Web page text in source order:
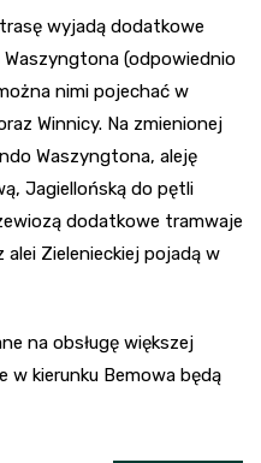
wyjadą dodatkowe
(odpowiednio
nimi pojechać w
Winnicy. Na zmienionej
Waszyngtona, aleję
Jagiellońską do pętli
dodatkowe tramwaje
alei Zielenieckiej pojadą w
na obsługę większej
w kierunku Bemowa będą